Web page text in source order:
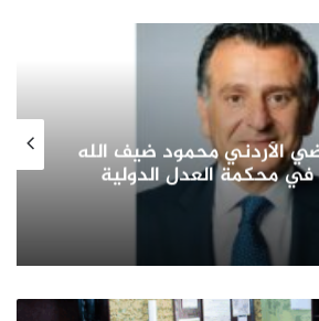
محمود ضيف الله
العدل الدولية